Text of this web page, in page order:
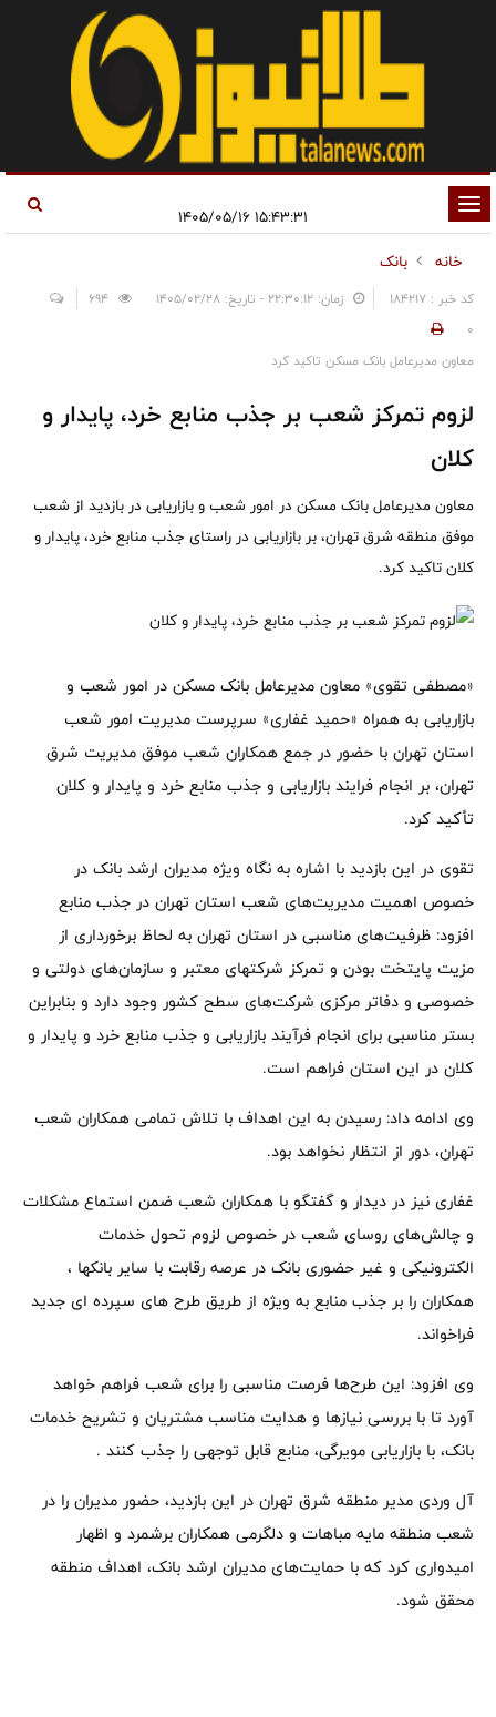
تغییر
وضعیت
ناوبری
خانه
بانک
کد خبر : 184217 زمان: ۲۲:۳۰:۱۲ - تاریخ: ۱۴۰۵/۰۲/۲۸
0
معاون مدیرعامل بانک مسکن تاکید کرد
لزوم تمرکز شعب بر جذب منابع خرد، پایدار و
کلان
معاون مدیرعامل بانک مسکن در امور شعب و بازاریابی در بازدید از شعب
موفق منطقه شرق تهران، بر بازاریابی در راستای جذب منابع خرد، پایدار و
کلان تاکید کرد.
«مصطفی تقوی» معاون مدیرعامل بانک مسکن در امور شعب و
بازاریابی به همراه «حمید غفاری» سرپرست مدیریت امور شعب
استان تهران با حضور در جمع همکاران شعب موفق مدیریت شرق
تهران، بر انجام فرایند بازاریابی و جذب منابع خرد و پایدار و کلان
تأکید کرد.
تقوی در این بازدید با اشاره به نگاه ویژه مدیران ارشد بانک در
خصوص اهمیت مدیریت‌های شعب استان تهران در جذب منابع
افزود: ظرفیت‌های مناسبی در استان تهران به لحاظ برخورداری از
مزیت پایتخت بودن و تمرکز شرکتهای معتبر و سازمان‌های دولتی و
خصوصی و دفاتر مرکزی شرکت‌های سطح کشور وجود دارد و بنابراین
بستر مناسبی برای انجام فرآیند بازاریابی و جذب منابع خرد و پایدار و
کلان در این استان فراهم است.
وی ادامه داد: رسیدن به این اهداف با تلاش تمامی همکاران شعب
تهران، دور از انتظار نخواهد بود.
غفاری نیز در دیدار و گفتگو با همکاران شعب ضمن استماع مشکلات
و چالش‌های روسای شعب در خصوص لزوم تحول خدمات
الکترونیکی و غیر حضوری بانک در عرصه رقابت با سایر بانکها ،
همکاران را بر جذب منابع به ویژه از طریق طرح های سپرده ای جدید
فراخواند.
وی افزود: این طرح‌ها فرصت مناسبی را برای شعب فراهم خواهد
آورد تا با بررسی نیازها و هدایت مناسب مشتریان و تشریح خدمات
بانک، با بازاریابی مویرگی، منابع قابل توجهی را جذب کنند .
آل وردی مدیر منطقه شرق تهران در این بازدید، حضور مدیران را در
شعب منطقه مایه مباهات و دلگرمی همکاران برشمرد و اظهار
امیدواری کرد که با حمایت‌های مدیران ارشد بانک، اهداف منطقه
محقق شود.